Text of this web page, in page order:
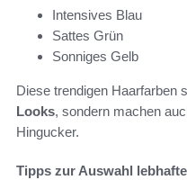
Intensives Blau
Sattes Grün
Sonniges Gelb
Diese trendigen Haarfarben
Looks, sondern machen
Hingucker.
Tipps zur Auswahl